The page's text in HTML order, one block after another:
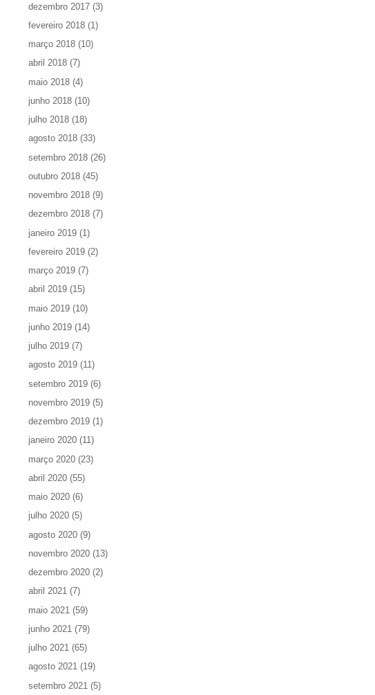
dezembro 2017 (3)
fevereiro 2018 (1)
março 2018 (10)
abril 2018 (7)
maio 2018 (4)
junho 2018 (10)
julho 2018 (18)
agosto 2018 (33)
setembro 2018 (26)
outubro 2018 (45)
novembro 2018 (9)
dezembro 2018 (7)
janeiro 2019 (1)
fevereiro 2019 (2)
março 2019 (7)
abril 2019 (15)
maio 2019 (10)
junho 2019 (14)
julho 2019 (7)
agosto 2019 (11)
setembro 2019 (6)
novembro 2019 (5)
dezembro 2019 (1)
janeiro 2020 (11)
março 2020 (23)
abril 2020 (55)
maio 2020 (6)
julho 2020 (5)
agosto 2020 (9)
novembro 2020 (13)
dezembro 2020 (2)
abril 2021 (7)
maio 2021 (59)
junho 2021 (79)
julho 2021 (65)
agosto 2021 (19)
setembro 2021 (5)